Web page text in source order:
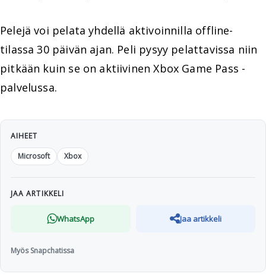
Pelejä voi pelata yhdellä aktivoinnilla offline-
tilassa 30 päivän ajan. Peli pysyy pelattavissa niin
pitkään kuin se on aktiivinen Xbox Game Pass -
palvelussa.
AIHEET
Microsoft
Xbox
JAA ARTIKKELI
WhatsApp Jaa artikkeli
Myös Snapchatissa